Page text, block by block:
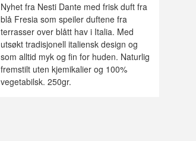
Nyhet fra Nesti Dante med frisk duft fra
blå Fresia som speiler duftene fra
terrasser over blått hav i Italia. Med
utsøkt tradisjonell italiensk design og
som alltid myk og fin for huden. Naturlig
fremstilt uten kjemikalier og 100%
vegetabilsk. 250gr.